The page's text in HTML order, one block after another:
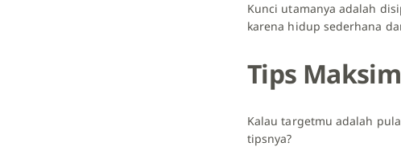
Kunci utamanya adalah
karena hidup sederhana
Tips
Kalau targetmu adalah
tipsnya?